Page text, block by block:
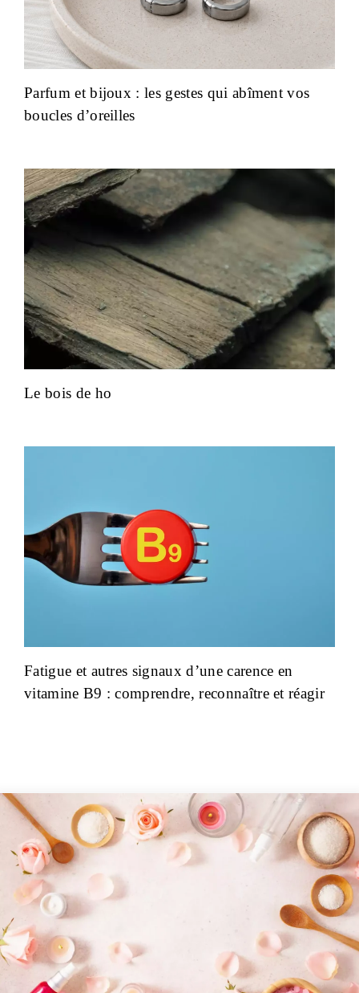
Parfum et bijoux : les gestes qui abîment vos
boucles d’oreilles
Le bois de ho
Fatigue et autres signaux d’une carence en
vitamine B9 : comprendre, reconnaître et réagir